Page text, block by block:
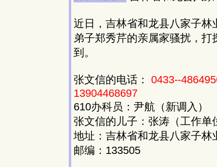
近日，吉林省和龙县八家子
弟子郑秀芹的亲属家骚扰，
到。
张文信的电话： 0433--
13904468697
610办科员：尹航（新调入）
张文信的儿子：张涛（工作
地址：吉林省和龙县八家子林
邮编：133505